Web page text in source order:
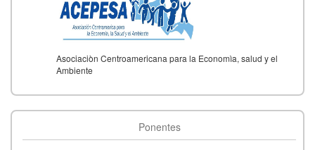
Asociaciòn Centroamericana para la Economìa, salud y el
Ambiente
Ponentes